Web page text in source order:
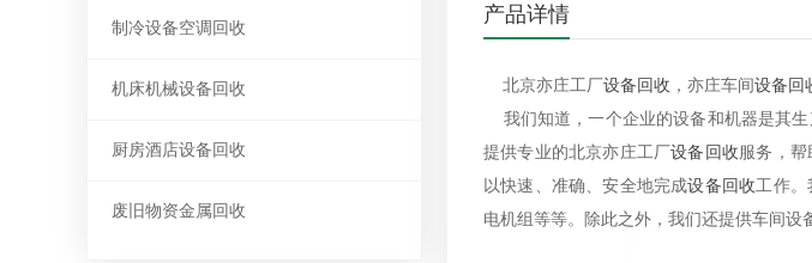
制冷设备空调回收
机床机械设备回收
厨房酒店设备回收
废旧物资金属回收
产品详情
北京亦庄工厂设备回收 ，亦庄车间设备回
我们知道，一个企业的设备和机器是其生
提供专业的北京亦庄工厂设备回收 服务，
以快速、准确、安全地完成设备回收工作。
电机组等等。除此之外，我们还提供车间设